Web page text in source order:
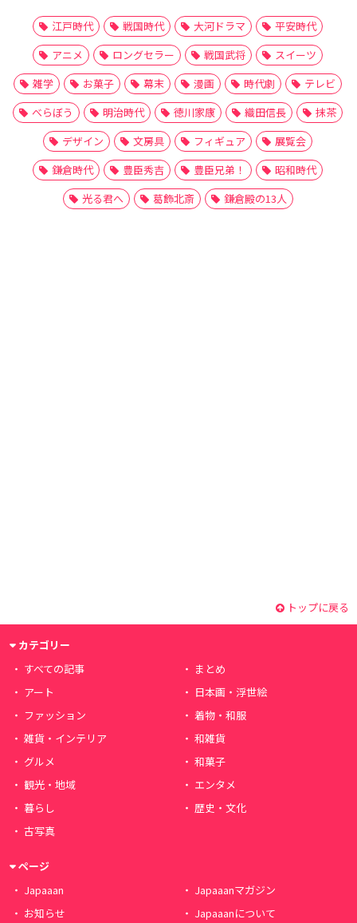
江戸時代 戦国時代 大河ドラマ
平安時代
アニメ
ロングセラー 戦国武将
スイーツ
雑学
お菓子 幕末 漫画 時代劇
テレビ
べらぼう
明治時代 徳川家康 織田信長
抹茶
デザイン
文房具 フィギュア
展覧会
鎌倉時代
豊臣秀吉 豊臣兄弟！
昭和時代
光る君へ
葛飾北斎 鎌倉殿の13人
トップに戻る
カテゴリー
すべての記事
まとめ
アート
日本画・浮世絵
ファッション
着物・和服
雑貨・インテリア
和雑貨
グルメ
和菓子
観光・地域
エンタメ
暮らし
歴史・文化
古写真
ページ
Japaaan
Japaaanマガジン
お知らせ
Japaaanについて